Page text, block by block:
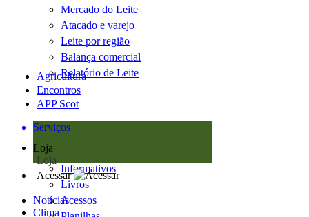
Mercado do Leite
Atacado e varejo
Leite por região
Balança comercial
Relatório de Leite
Agricultura
Encontros
APP Scot
Serviços
Loja
Loja
Informativos
Livros
Acessos
Acessar
Notícias
Clima